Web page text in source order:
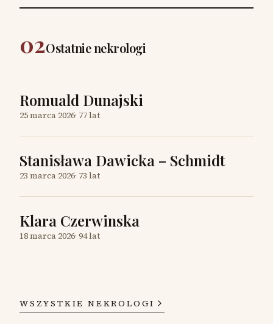
02Ostatnie nekrologi
Romuald Dunajski
25 marca 2026· 77 lat
Stanisława Dawicka – Schmidt
23 marca 2026· 73 lat
Klara Czerwinska
18 marca 2026· 94 lat
WSZYSTKIE NEKROLOGI